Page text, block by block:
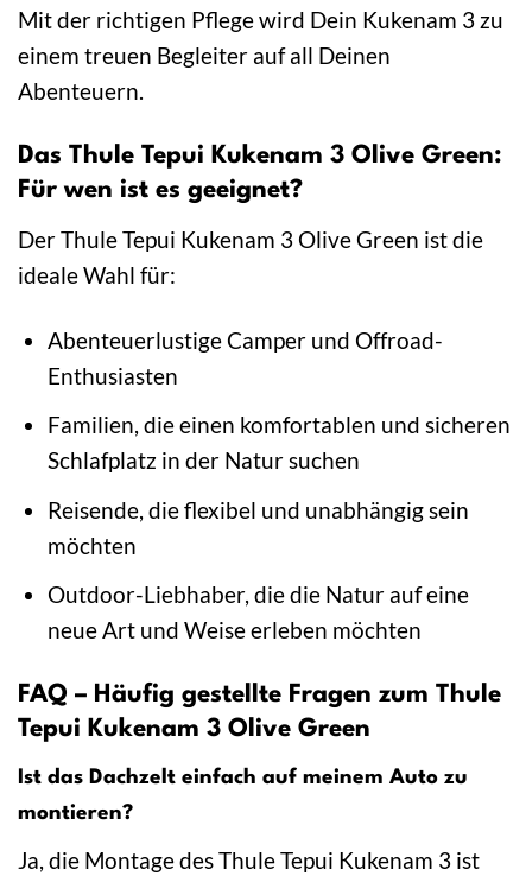
Mit der richtigen Pflege wird Dein Kukenam 3 zu
einem treuen Begleiter auf all Deinen
Abenteuern.
Das Thule Tepui Kukenam 3 Olive Green:
Für wen ist es geeignet?
Der Thule Tepui Kukenam 3 Olive Green ist die
ideale Wahl für:
Abenteuerlustige Camper und Offroad-
Enthusiasten
Familien, die einen komfortablen und sicheren
Schlafplatz in der Natur suchen
Reisende, die flexibel und unabhängig sein
möchten
Outdoor-Liebhaber, die die Natur auf eine
neue Art und Weise erleben möchten
FAQ – Häufig gestellte Fragen zum Thule
Tepui Kukenam 3 Olive Green
Ist das Dachzelt einfach auf meinem Auto zu
montieren?
Ja, die Montage des Thule Tepui Kukenam 3 ist